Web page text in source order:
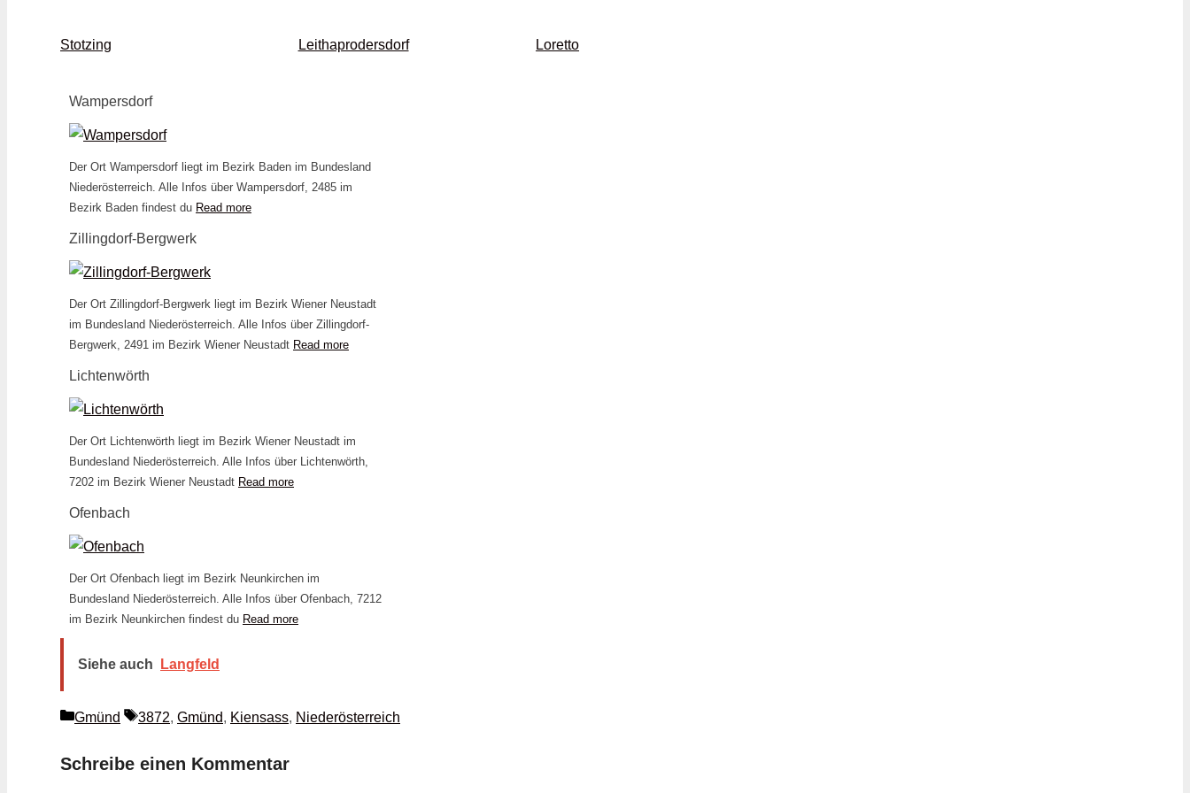
Stotzing Leithaprodersdorf Loretto
Wampersdorf
Der Ort Wampersdorf liegt im Bezirk Baden im Bundesland
Niederösterreich. Alle Infos über Wampersdorf, 2485 im
Bezirk Baden findest du Read more
Zillingdorf-Bergwerk
Der Ort Zillingdorf-Bergwerk liegt im Bezirk Wiener Neustadt
im Bundesland Niederösterreich. Alle Infos über Zillingdorf-
Bergwerk, 2491 im Bezirk Wiener Neustadt Read more
Lichtenwörth
Der Ort Lichtenwörth liegt im Bezirk Wiener Neustadt im
Bundesland Niederösterreich. Alle Infos über Lichtenwörth,
7202 im Bezirk Wiener Neustadt Read more
Ofenbach
Der Ort Ofenbach liegt im Bezirk Neunkirchen im
Bundesland Niederösterreich. Alle Infos über Ofenbach, 7212
im Bezirk Neunkirchen findest du Read more
Siehe auch Langfeld
Kategorien
Gmünd Schlagwörter
3872, Gmünd, Kiensass, Niederösterreich
Schreibe einen Kommentar